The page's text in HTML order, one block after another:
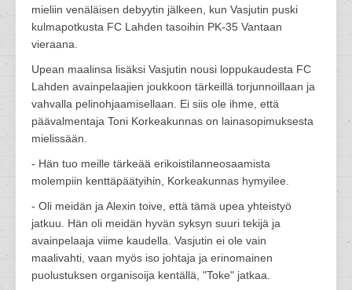
mieliin venäläisen debyytin jälkeen, kun Vasjutin puski
kulmapotkusta FC Lahden tasoihin PK-35 Vantaan
vieraana.
Upean maalinsa lisäksi Vasjutin nousi loppukaudesta FC
Lahden avainpelaajien joukkoon tärkeillä torjunnoillaan ja
vahvalla pelinohjaamisellaan. Ei siis ole ihme, että
päävalmentaja Toni Korkeakunnas on lainasopimuksesta
mielissään.
- Hän tuo meille tärkeää erikoistilanneosaamista
molempiin kenttäpäätyihin, Korkeakunnas hymyilee.
- Oli meidän ja Alexin toive, että tämä upea yhteistyö
jatkuu. Hän oli meidän hyvän syksyn suuri tekijä ja
avainpelaaja viime kaudella. Vasjutin ei ole vain
maalivahti, vaan myös iso johtaja ja erinomainen
puolustuksen organisoija kentällä, "Toke" jatkaa.